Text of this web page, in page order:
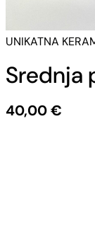
UNIKATNA
Srednja
40,00€